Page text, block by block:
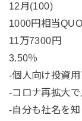
12月(100)
1000円相当QUO
11万7300円
3.50％
-個人向け投資用
-コロナ再拡大で
-自分も社名を知